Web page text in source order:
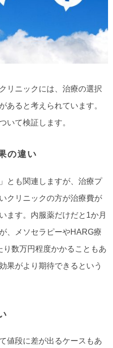
リニックには、治療の選択
あると考えられています。
いて検証します。
の違い
とも関連しますが、治療プ
クリニックの方が治療費が
ます。内服薬だけだと1か月
、メソセラピーやHARG療
数万円程度かかることもあ
果がより期待できるという
値段に差が出るケースもあ